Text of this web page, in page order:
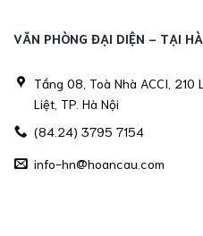
VĂN PHÒNG ĐẠI DIỆN - TẠI
Tầng 08, Toà Nhà ACCI,
Liệt, TP. Hà Nội
(84.24) 3795 7154
info-hn@hoancau.com